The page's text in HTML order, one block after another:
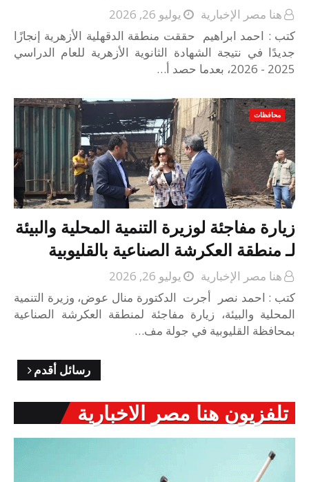
هنا مصر الإخبارية
يوليو 26, 2026
كتب : احمد ابراهيم حققت منطقة الدقهلية الأزهرية إنجازًا
جديدًا في نتيجة الشهادة الثانوية الأزهرية للعام الدراسي
2025 - 2026، بعدما حصد أ…
محافظات
زيارة مفاجئة لوزيرة التنمية المحلية والبيئة
لـ منطقة العكرشة الصناعية بالقليوبية
هنا مصر الإخبارية
يوليو 26, 2026
كتب : احمد نصر أجرت الدكتورة منال عوض، وزيرة التنمية
المحلية والبيئة، زيارة مفاجئة لمنطقة العكرشة الصناعية
بمحافظة القليوبية في جولة مف…
رسائل أقدم
تلفزيون هنا مصر الاخبارية